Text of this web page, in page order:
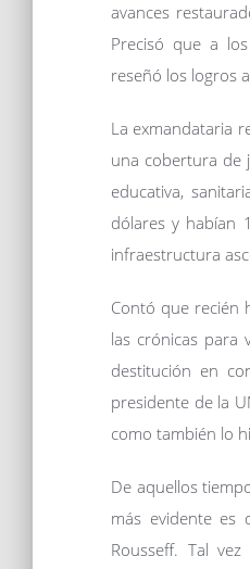
avances
Precisó que a
reseñó los logros
La exmandataria
una cobertura de
educativa,
dólares y habían
infraestructura
Contó que recién
las crónicas para
destitución en
presidente de la
como también lo
De aquellos
más evidente es
Rousseff. Tal